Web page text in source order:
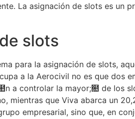
La asignación de slots es un
slots
para la asignación de slots,
a la Aerocivil no es que dos
a controlar la mayor;໚ de los
mientras que Viva abarca un
empresarial, sino que, en